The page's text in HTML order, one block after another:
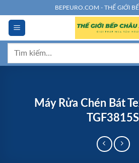
đến
dung
BEPEURO.COM - THẾ GIỚI
Tìm
Máy Rửa Chén Bát
TGF3815S